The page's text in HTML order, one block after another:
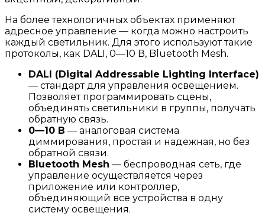
На более технологичных объектах применяют
адресное управление — когда можно настроить
каждый светильник. Для этого используют такие
протоколы, как DALI, 0—10 В, Bluetooth Mesh.
DALI (Digital Addressable Lighting Interface)
— стандарт для управления освещением.
Позволяет программировать сцены,
объединять светильники в группы, получать
обратную связь.
0—10 В — аналоговая система
диммирования, простая и надежная, но без
обратной связи.
Bluetooth Mesh — беспроводная сеть, где
управление осуществляется через
приложение или контроллер,
объединяющий все устройства в одну
систему освещения.